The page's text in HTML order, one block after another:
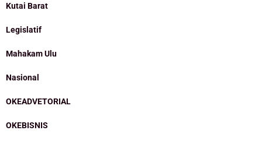
Kutai Barat
Legislatif
Mahakam Ulu
Nasional
OKEADVETORIAL
OKEBISNIS